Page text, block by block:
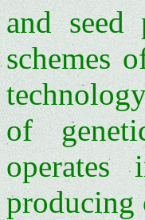
and
schemes
of
operates
producing